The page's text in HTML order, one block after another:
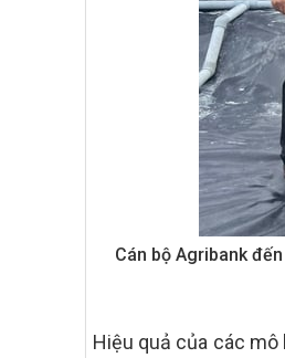
Cán bộ Agribank
Hiệu quả của các